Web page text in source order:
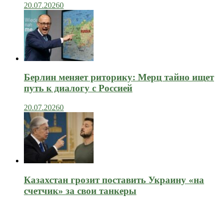
20.07.20260
Берлин меняет риторику: Мерц тайно ищет
путь к диалогу с Россией
20.07.20260
Казахстан грозит поставить Украину «на
счетчик» за свои танкеры